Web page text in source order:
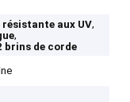
résistante aux UV,
,
brins de corde